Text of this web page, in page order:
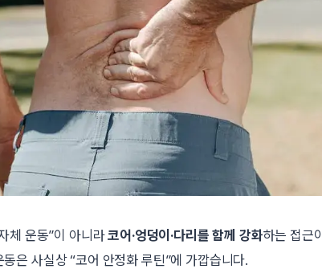
체 운동”이 아니라코어·엉덩이·다리를 함께 강화하는 접근
은 사실상 “코어 안정화 루틴”에 가깝습니다.